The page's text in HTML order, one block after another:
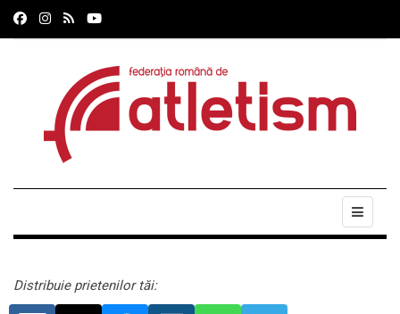
Distribuie prietenilor tăi: